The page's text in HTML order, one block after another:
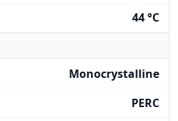
44 °C
Monocrystalline
PERC